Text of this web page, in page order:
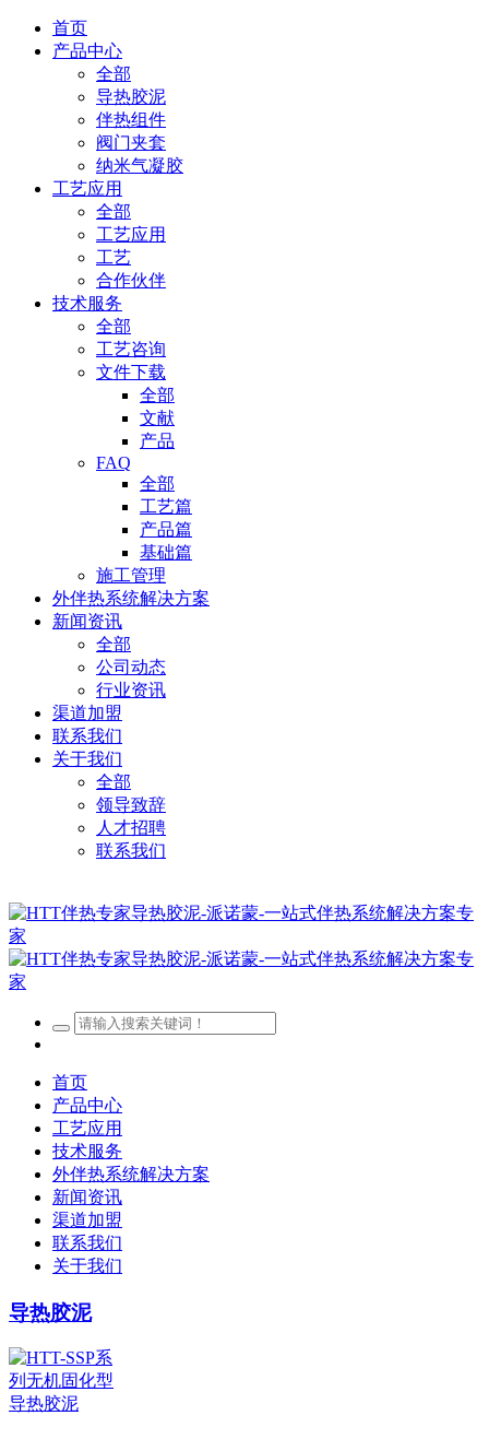
首页
产品中心
全部
导热胶泥
伴热组件
阀门夹套
纳米气凝胶
工艺应用
全部
工艺应用
工艺
合作伙伴
技术服务
全部
工艺咨询
文件下载
全部
文献
产品
FAQ
全部
工艺篇
产品篇
基础篇
施工管理
外伴热系统解决方案
新闻资讯
全部
公司动态
行业资讯
渠道加盟
联系我们
关于我们
全部
领导致辞
人才招聘
联系我们
首页
产品中心
工艺应用
技术服务
外伴热系统解决方案
新闻资讯
渠道加盟
联系我们
关于我们
导热胶泥